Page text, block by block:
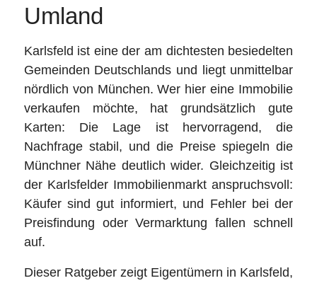
Umland
Karlsfeld ist eine der am dichtesten besiedelten
Gemeinden Deutschlands und liegt unmittelbar
nördlich von München. Wer hier eine Immobilie
verkaufen möchte, hat grundsätzlich gute
Karten: Die Lage ist hervorragend, die
Nachfrage stabil, und die Preise spiegeln die
Münchner Nähe deutlich wider. Gleichzeitig ist
der Karlsfelder Immobilienmarkt anspruchsvoll:
Käufer sind gut informiert, und Fehler bei der
Preisfindung oder Vermarktung fallen schnell
auf.
Dieser Ratgeber zeigt Eigentümern in Karlsfeld,